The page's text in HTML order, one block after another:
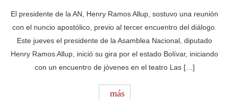
El presidente de la AN, Henry Ramos Allup, sostuvo una reunión
con el nuncio apostólico, previo al tercer encuentro del diálogo.
Este jueves el presidente de la Asamblea Nacional, diputado
Henry Ramos Allup, inició su gira por el estado Bolívar, iniciando
con un encuentro de jóvenes en el teatro Las […]
más